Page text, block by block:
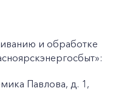
и обработке
Павлова, д. 1,